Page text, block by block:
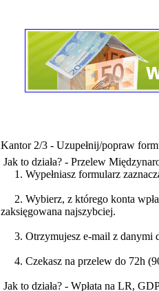
Kantor 2/3 - Uzupełnij/popraw
Jak to działa? - Przelew
1. Wypełniasz formularz
2. Wybierz, z którego konta
zaksięgowana najszybciej.
3. Otrzymujesz e-mail z danymi
4. Czekasz na przelew do 72h
Jak to działa? - Wpłata na LR,